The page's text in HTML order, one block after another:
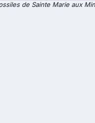
de Sainte Marie aux